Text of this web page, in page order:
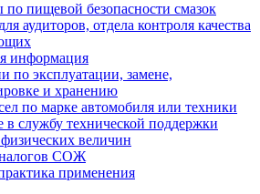
пищевой безопасности смазок
аудиторов, отдела контроля качества
информация
по эксплуатации, замене,
и хранению
по марке автомобиля или техники
службу технической поддержки
величин
СОЖ
применения